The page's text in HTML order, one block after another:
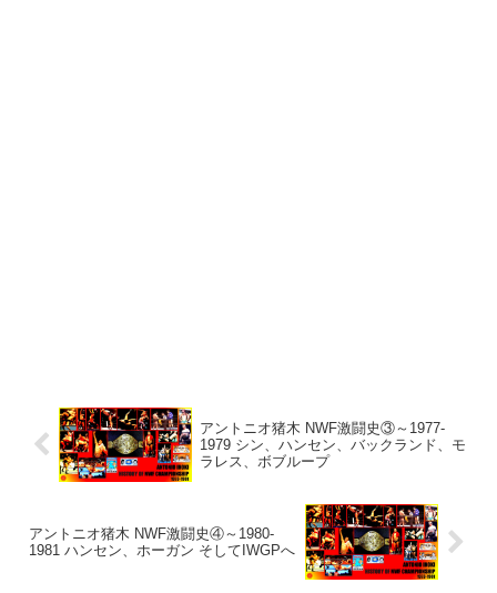
アントニオ猪木 NWF激闘史③～1977-
1979 シン、ハンセン、バックランド、モ
ラレス、ボブループ
アントニオ猪木 NWF激闘史④～1980-
1981 ハンセン、ホーガン そしてIWGPへ